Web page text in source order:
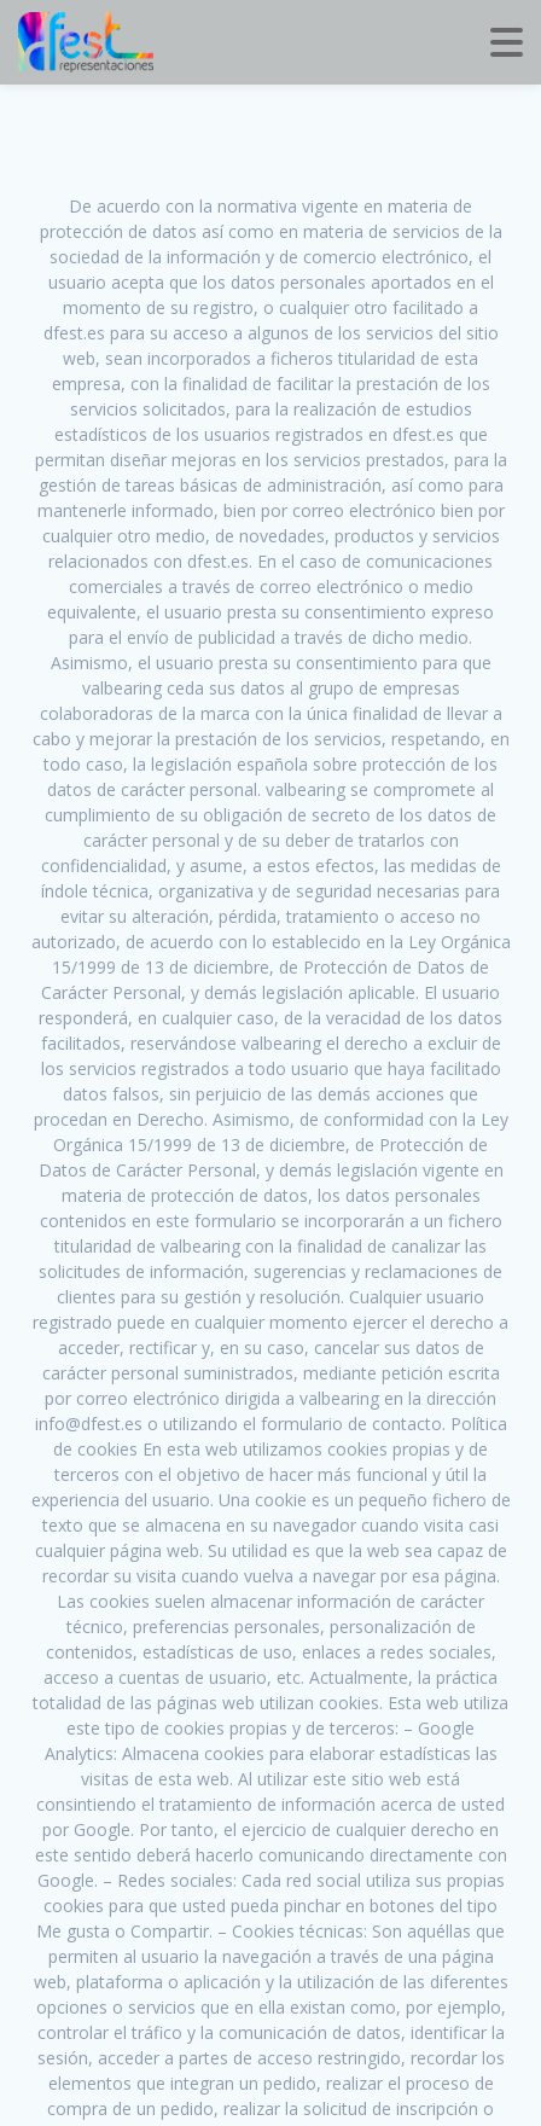
De acuerdo con la normativa vigente en materia de
protección de datos así como en materia de servicios de la
sociedad de la información y de comercio electrónico, el
usuario acepta que los datos personales aportados en el
momento de su registro, o cualquier otro facilitado a
dfest.es para su acceso a algunos de los servicios del sitio
web, sean incorporados a ficheros titularidad de esta
empresa, con la finalidad de facilitar la prestación de los
servicios solicitados, para la realización de estudios
estadísticos de los usuarios registrados en dfest.es que
permitan diseñar mejoras en los servicios prestados, para la
gestión de tareas básicas de administración, así como para
mantenerle informado, bien por correo electrónico bien por
cualquier otro medio, de novedades, productos y servicios
relacionados con dfest.es. En el caso de comunicaciones
comerciales a través de correo electrónico o medio
equivalente, el usuario presta su consentimiento expreso
para el envío de publicidad a través de dicho medio.
Asimismo, el usuario presta su consentimiento para que
valbearing ceda sus datos al grupo de empresas
colaboradoras de la marca con la única finalidad de llevar a
cabo y mejorar la prestación de los servicios, respetando, en
todo caso, la legislación española sobre protección de los
datos de carácter personal. valbearing se compromete al
cumplimiento de su obligación de secreto de los datos de
carácter personal y de su deber de tratarlos con
confidencialidad, y asume, a estos efectos, las medidas de
índole técnica, organizativa y de seguridad necesarias para
evitar su alteración, pérdida, tratamiento o acceso no
autorizado, de acuerdo con lo establecido en la Ley Orgánica
15/1999 de 13 de diciembre, de Protección de Datos de
Carácter Personal, y demás legislación aplicable. El usuario
responderá, en cualquier caso, de la veracidad de los datos
facilitados, reservándose valbearing el derecho a excluir de
los servicios registrados a todo usuario que haya facilitado
datos falsos, sin perjuicio de las demás acciones que
procedan en Derecho. Asimismo, de conformidad con la Ley
Orgánica 15/1999 de 13 de diciembre, de Protección de
Datos de Carácter Personal, y demás legislación vigente en
materia de protección de datos, los datos personales
contenidos en este formulario se incorporarán a un fichero
titularidad de valbearing con la finalidad de canalizar las
solicitudes de información, sugerencias y reclamaciones de
clientes para su gestión y resolución. Cualquier usuario
registrado puede en cualquier momento ejercer el derecho a
acceder, rectificar y, en su caso, cancelar sus datos de
carácter personal suministrados, mediante petición escrita
por correo electrónico dirigida a valbearing en la dirección
info@dfest.es o utilizando el formulario de contacto. Política
de cookies En esta web utilizamos cookies propias y de
terceros con el objetivo de hacer más funcional y útil la
experiencia del usuario. Una cookie es un pequeño fichero de
texto que se almacena en su navegador cuando visita casi
cualquier página web. Su utilidad es que la web sea capaz de
recordar su visita cuando vuelva a navegar por esa página.
Las cookies suelen almacenar información de carácter
técnico, preferencias personales, personalización de
contenidos, estadísticas de uso, enlaces a redes sociales,
acceso a cuentas de usuario, etc. Actualmente, la práctica
totalidad de las páginas web utilizan cookies. Esta web utiliza
este tipo de cookies propias y de terceros: – Google
Analytics: Almacena cookies para elaborar estadísticas las
visitas de esta web. Al utilizar este sitio web está
consintiendo el tratamiento de información acerca de usted
por Google. Por tanto, el ejercicio de cualquier derecho en
este sentido deberá hacerlo comunicando directamente con
Google. – Redes sociales: Cada red social utiliza sus propias
cookies para que usted pueda pinchar en botones del tipo
Me gusta o Compartir. – Cookies técnicas: Son aquéllas que
permiten al usuario la navegación a través de una página
web, plataforma o aplicación y la utilización de las diferentes
opciones o servicios que en ella existan como, por ejemplo,
controlar el tráfico y la comunicación de datos, identificar la
sesión, acceder a partes de acceso restringido, recordar los
elementos que integran un pedido, realizar el proceso de
compra de un pedido, realizar la solicitud de inscripción o